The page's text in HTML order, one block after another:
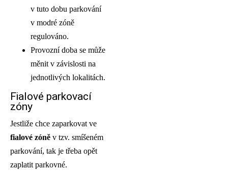
v tuto dobu parkování
v modré zóně
regulováno.
Provozní doba se může
měnit v závislosti na
jednotlivých lokalitách.
Fialové parkovací
zóny
Jestliže chce zaparkovat ve
fialové zóně v tzv. smíšeném
parkování, tak je třeba opět
zaplatit parkovné.